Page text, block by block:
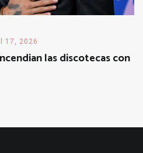
17, 2026
las discotecas con